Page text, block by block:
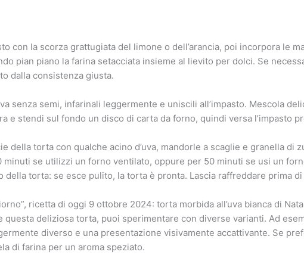
con la scorza grattugiata del limone o dell’arancia, poi incorpora le
pian piano la farina setacciata insieme al lievito per dolci. Se
dalla consistenza giusta.
senza semi, infarinali leggermente e uniscili all’impasto. Mescola
e stendi sul fondo un disco di carta da forno, quindi versa l’impasto
della torta con qualche acino d’uva, mandorle a scaglie e granella di
minuti se utilizzi un forno ventilato, oppure per 50 minuti se usi un
della torta: se esce pulito, la torta è pronta. Lascia raffreddare prima
ricetta di oggi 9 ottobre 2024: torta morbida all’uva bianca di
questa deliziosa torta, puoi sperimentare con diverse varianti. Ad
diverso e una presentazione visivamente accattivante. Se
di farina per un aroma speziato.